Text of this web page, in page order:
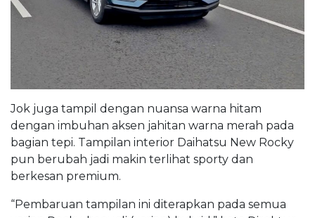
Jok juga tampil dengan nuansa warna hitam
dengan imbuhan aksen jahitan warna merah pada
bagian tepi. Tampilan interior Daihatsu New Rocky
pun berubah jadi makin terlihat sporty dan
berkesan premium.
“Pembaruan tampilan ini diterapkan pada semua